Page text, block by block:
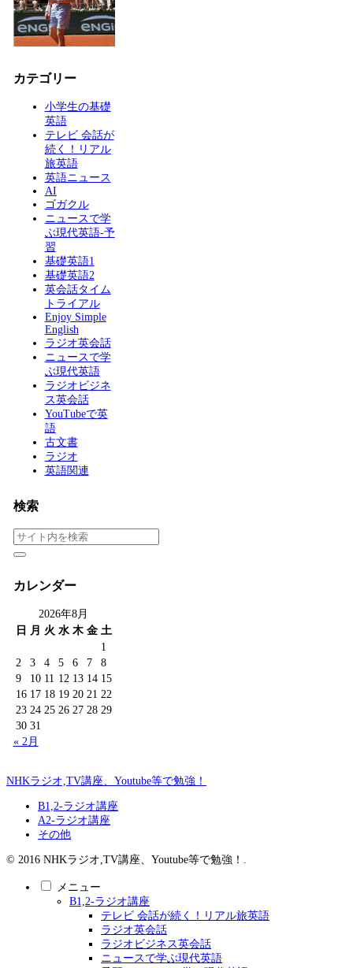
カテゴリー
小学生の基礎
英語
テレビ 会話が
続く！リアル
旅英語
英語ニュース
AI
ゴガクル
ニュースで学
ぶ現代英語-予
習
基礎英語1
基礎英語2
英会話タイム
トライアル
Enjoy Simple
English
ラジオ英会話
ニュースで学
ぶ現代英語
ラジオビジネ
ス英会話
YouTubeで英
語
古文書
ラジオ
英語関連
検索
カレンダー
2026年8月
日 月 火 水 木 金 土
1
2
3 4 5 6 7
8
9
10 11 12 13 14 15
16 17 18 19 20 21 22
23 24 25 26 27 28 29
30 31
« 2月
NHKラジオ,TV講座、Youtube等で勉強！
B1,2-ラジオ講座
A2-ラジオ講座
その他
© 2016 NHKラジオ,TV講座、Youtube等で勉強！.
メニュー
B1,2-ラジオ講座
テレビ 会話が続く！リアル旅英語
ラジオ英会話
ラジオビジネス英会話
ニュースで学ぶ現代英語